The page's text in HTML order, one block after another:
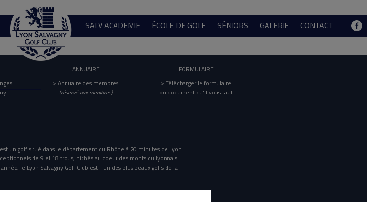
SALV ACADEMIE ÉCOLE DE GOLF SÉNIORS GALERIE CONTACT
ANNUAIRE
> Annuaire des membres
(réservé aux membres)
FORMULAIRE
> Télécharger le formulaire
ou document qu'il vous faut
un golf situé dans le département du Rhône à 20 minutes de Lyon.
de 9 et 18 trous, nichés au coeur des monts du lyonnais.
le Lyon Salvagny Golf Club est l' un des plus beaux golfs de la